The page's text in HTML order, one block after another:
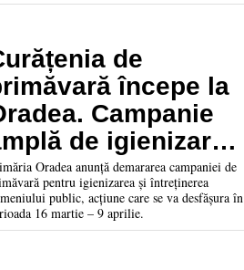
de
începe la
Campanie
de igienizare
toate cartierele
Oradea anunță demararea campaniei de
pentru igienizarea și întreținerea
public, acțiune care se va desfășura în
16 martie – 9 aprilie.